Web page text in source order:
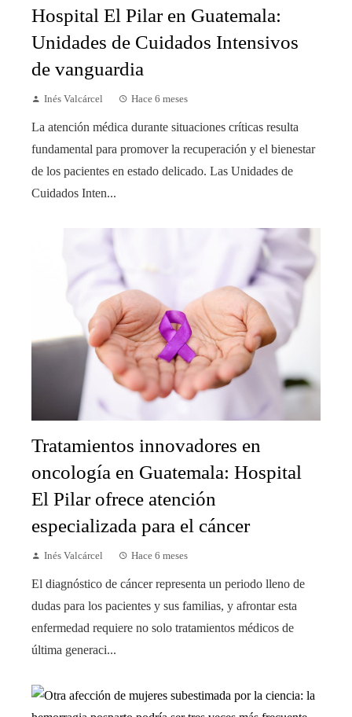
Hospital El Pilar en Guatemala:
Unidades de Cuidados Intensivos
de vanguardia
Inés Valcárcel Hace 6 meses
La atención médica durante situaciones críticas resulta
fundamental para promover la recuperación y el bienestar
de los pacientes en estado delicado. Las Unidades de
Cuidados Inten...
Tratamientos innovadores en
oncología en Guatemala: Hospital
El Pilar ofrece atención
especializada para el cáncer
Inés Valcárcel Hace 6 meses
El diagnóstico de cáncer representa un periodo lleno de
dudas para los pacientes y sus familias, y afrontar esta
enfermedad requiere no solo tratamientos médicos de
última generaci...